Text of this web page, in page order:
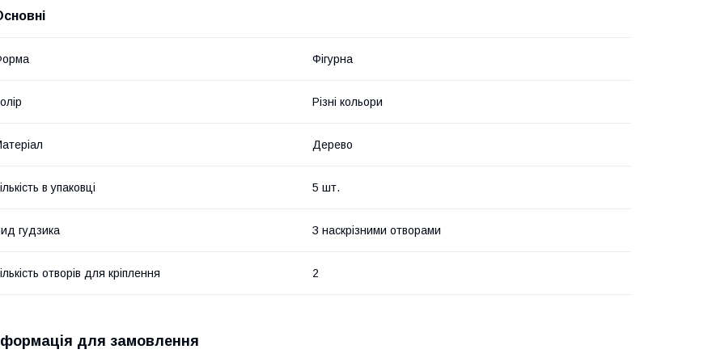
Фігурна
Різні кольори
Дерево
в упаковці 5 шт.
гудзика З наскрізними отворами
отворів для кріплення 2
для замовлення